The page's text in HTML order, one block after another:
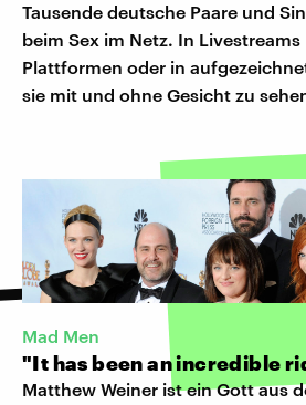
Tausende deutsche Paare und
beim Sex im Netz. In
Plattformen oder in
sie mit und ohne Gesicht zu
Mad Men
"It has been an incredible
Matthew Weiner ist ein Gott aus